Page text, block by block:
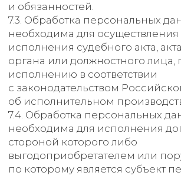
персональными
данными
9.1. Оператор осуществляет сбор, запись,
систематизацию, накопление, хранение,
уточнение (обновление, изменение),
извлечение, использование, передачу
(распространение, предоставление, доступ),
обезличивание, блокирование, удаление
и уничтожение персональных данных.
9.2. Оператор осуществляет
автоматизированную обработку
персональных данных с получением и/
или передачей полученной информации
по информационно-
телекоммуникационным сетям или без
таковой.